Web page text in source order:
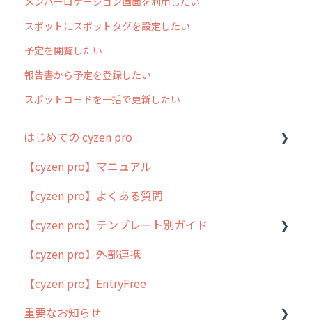
スポットにスポットタグを設定したい
予定を閲覧したい
報告書から予定を登録したい
スポットコードを一括で更新したい
はじめての cyzen pro
cyzen pro とは？
簡易マニュアル
cyzen proの位置情報取得について
用語集
よくある質問
【cyzen pro】マニュアル
【cyzen pro】よくある質問
【cyzen pro】テンプレート別ガイド
ポスティング
ラウンダー
メンテナンス
【cyzen pro】外部連携
【cyzen pro】EntryFree
重要なお知らせ